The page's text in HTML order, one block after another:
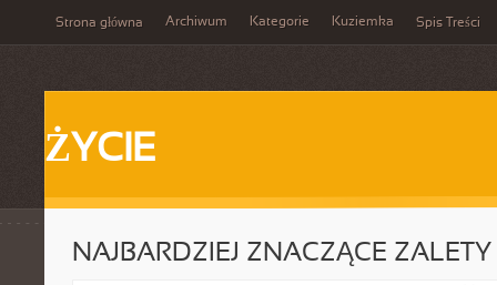
Strona główna Archiwum Kategorie Kuziemka Spis Treści
ŻYCIE
NAJBARDZIEJ ZNACZĄCE ZALETY